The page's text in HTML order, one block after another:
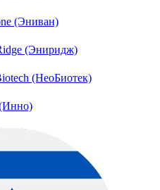
(Эниван)
(Эниридж)
(НеоБиотек)